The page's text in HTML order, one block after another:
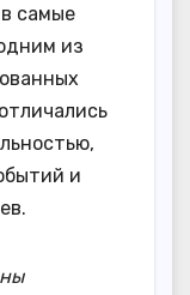
самые
из
и